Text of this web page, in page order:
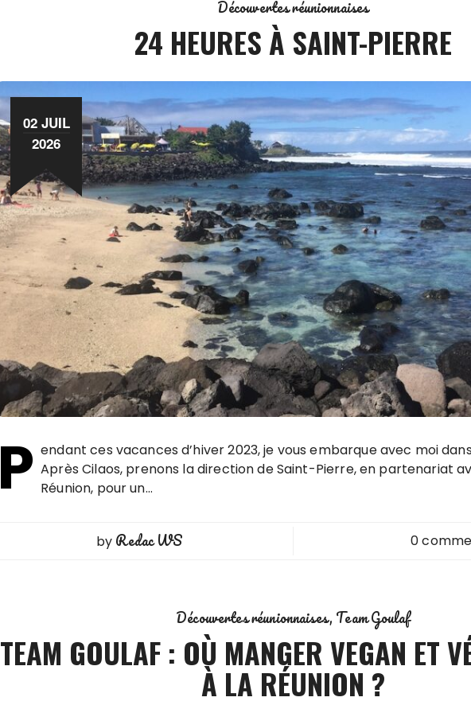
Découvertes réunionnaises
24 HEURES À SAINT-PIERRE
02 JUIL
2026
P endant ces vacances d’hiver 2023, je vous embarque avec moi
Après Cilaos, prenons la direction de Saint-Pierre, en partenariat
Réunion, pour un…
by Redac WS 0
Découvertes réunionnaises Team Goulaf
TEAM GOULAF : OÙ MANGER VEGAN ET
À LA RÉUNION ?